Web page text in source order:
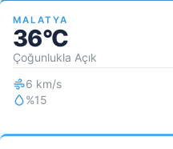
MALATYA
36°C
Çoğunlukla Açık
6 km/s
%15